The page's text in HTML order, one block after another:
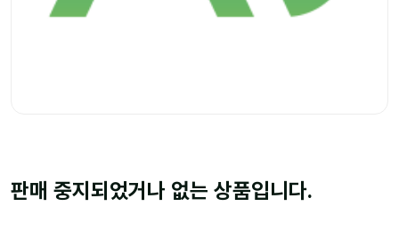
판매 중지되었거나 없는 상품입니다.